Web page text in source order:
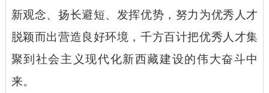
新观念、扬长避短、发挥优势，努力为优秀人才
脱颖而出营造良好环境，千方百计把优秀人才集
聚到社会主义现代化新西藏建设的伟大奋斗中
来。